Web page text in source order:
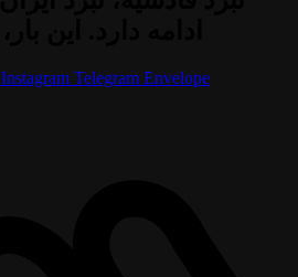
Instagram Telegram Envelope